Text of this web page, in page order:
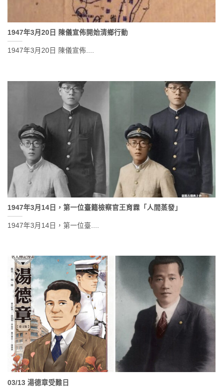
1947年3月20日 陳儀宣佈開始清鄉行動
1947年3月20日 陳儀宣佈....
1947年3月14日，第一位臺籍檢察官王育霖「人間蒸發」
1947年3月14日，第一位臺....
03/13 湯德章受難日